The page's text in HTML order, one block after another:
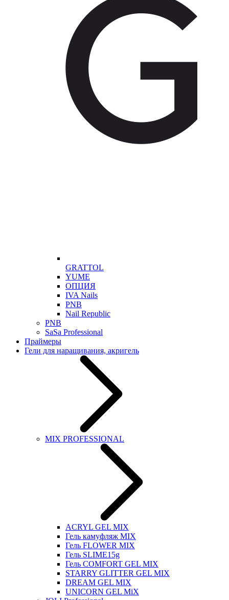
GRATTOL
YUME
ОПЦИЯ
IVA Nails
PNB
Nail Republic
PNB
SaSa Professional
Праймеры
Гели для наращивания, акригель
MIX PROFESSIONAL
ACRYL GEL MIX
Гель камуфляж MIX
Гель FLOWER MIX
Гель SLIME15g
Гель COMFORT GEL MIX
STARRY GLITTER GEL MIX
DREAM GEL MIX
UNICORN GEL MiX